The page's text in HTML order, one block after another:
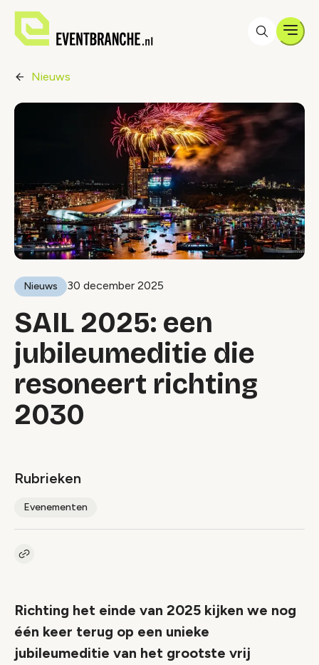
Nieuws
Nieuws 30 december 2025
SAIL 2025: een
jubileumeditie die
resoneert richting
2030
Rubrieken
Evenementen
Kopieer link naar artikel
Richting het einde van 2025 kijken we nog
één keer terug op een unieke
jubileumeditie van het grootste vrij